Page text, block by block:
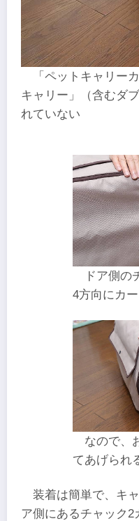
「ペットキャリー
キャリー」（含むダ
れていない
ドア側の
4方向にカ
なので、
てあげられ
装着は簡単で、キ
ア側にあるチャック